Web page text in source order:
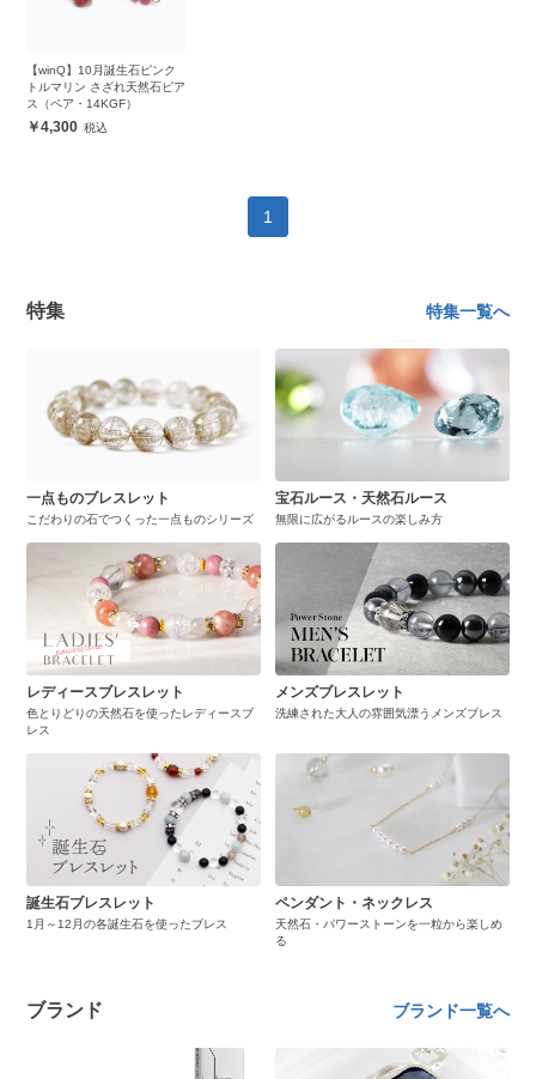
【winQ】10月誕生石ピンク
トルマリン さざれ天然石ピア
ス（ペア・14KGF）
4,300
1
特集 特集一覧へ
一点ものブレスレット
こだわりの石でつくった一点ものシリーズ
宝石ルース・天然石ルース
無限に広がるルースの楽しみ方
レディースブレスレット
色とりどりの天然石を使ったレディースブ
レス
メンズブレスレット
洗練された大人の雰囲気漂うメンズブレス
誕生石ブレスレット
1月～12月の各誕生石を使ったブレス
ペンダント・ネックレス
天然石・パワーストーンを一粒から楽しめ
る
ブランド ブランド一覧へ